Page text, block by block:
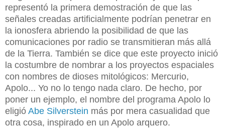
representó la primera demostración de que las
señales creadas artificialmente podrían penetrar en
la ionosfera abriendo la posibilidad de que las
comunicaciones por radio se transmitieran más allá
de la Tierra. También se dice que este proyecto inició
la costumbre de nombrar a los proyectos espaciales
con nombres de dioses mitológicos: Mercurio,
Apolo... Yo no lo tengo nada claro. De hecho, por
poner un ejemplo, el nombre del programa Apolo lo
eligió Abe Silverstein más por mera casualidad que
otra cosa, inspirado en un Apolo arquero.